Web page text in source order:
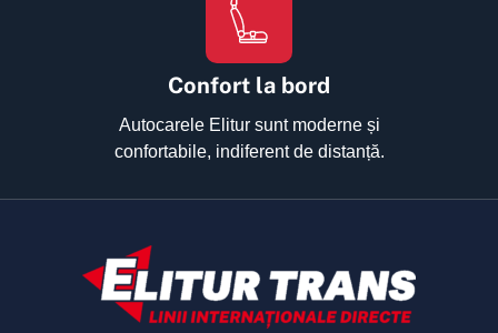
Confort la bord
Autocarele Elitur sunt moderne și
confortabile, indiferent de distanță.